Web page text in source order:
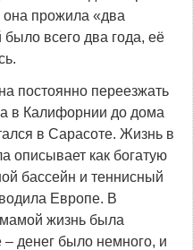
прожила «два
было всего два года, её
постоянно переезжать
в Калифорнии до дома
в Сарасоте. Жизнь в
описывает как богатую
бассейн и теннисный
Европе. В
жизнь была
– денег было немного, и